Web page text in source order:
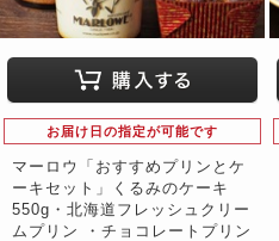
お届け日の指定が可能です
マーロウ「おすすめプリンとケ
ーキセット」くるみのケーキ
550g・北海道フレッシュクリー
ムプリン ・チョコレートプリン